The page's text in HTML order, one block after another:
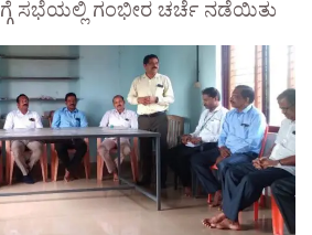
ಸಭೆಯಲ್ಲಿ ಗಂಭೀರ ಚರ್ಚೆ ನಡೆಯಿತು